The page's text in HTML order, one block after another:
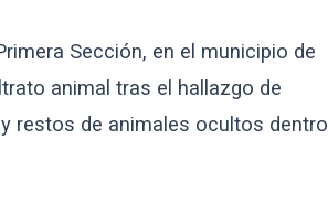
Sección, en el municipio de
animal tras el hallazgo de
restos de animales ocultos dentro